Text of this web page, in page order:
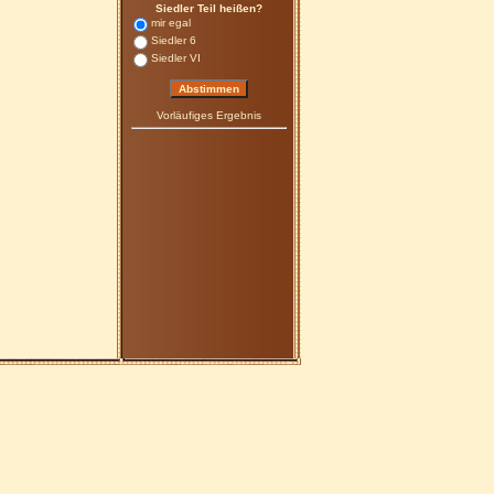
Siedler Teil heißen?
mir egal
Siedler 6
Siedler VI
Vorläufiges Ergebnis